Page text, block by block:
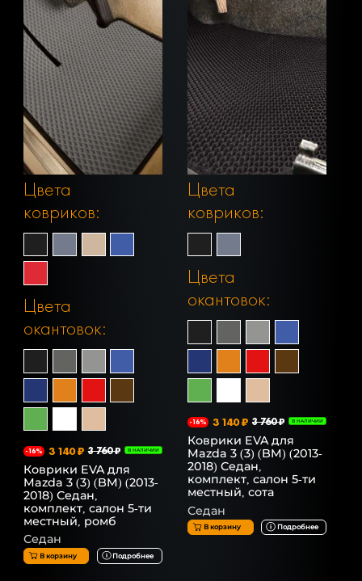
Цвета
ковриков:
Цвета
окантовок:
-16% 3 140 ₽ 3 760 ₽ В НАЛИЧИИ
Коврики EVA для
Mazda 3 (3) (BM) (2013-
2018) Седан,
комплект, салон 5-ти
местный, ромб
Седан
В корзину Подробнее
Цвета
ковриков:
Цвета
окантовок:
-16% 3 140 ₽ 3 760 ₽ В НАЛИЧИИ
Коврики EVA для
Mazda 3 (3) (BM) (2013-
2018) Седан,
комплект, салон 5-ти
местный, сота
Седан
В корзину Подробнее